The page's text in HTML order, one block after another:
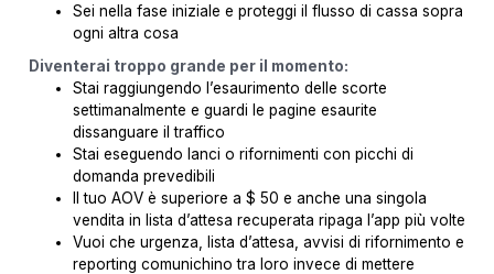
Sei nella fase iniziale e proteggi il flusso di cassa sopra
ogni altra cosa
Diventerai troppo grande per il momento:
Stai raggiungendo l’esaurimento delle scorte
settimanalmente e guardi le pagine esaurite
dissanguare il traffico
Stai eseguendo lanci o rifornimenti con picchi di
domanda prevedibili
Il tuo AOV è superiore a $ 50 e anche una singola
vendita in lista d’attesa recuperata ripaga l’app più volte
Vuoi che urgenza, lista d’attesa, avvisi di rifornimento e
reporting comunichino tra loro invece di mettere